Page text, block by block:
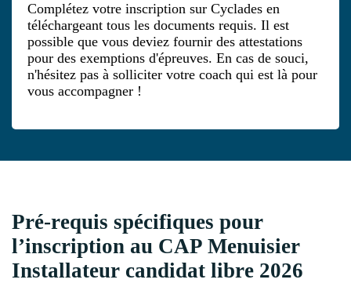
Complétez votre inscription sur Cyclades en
téléchargeant tous les documents requis. Il est
possible que vous deviez fournir des attestations
pour des exemptions d'épreuves. En cas de souci,
n'hésitez pas à solliciter votre coach qui est là pour
vous accompagner !
Pré-requis spécifiques pour
l’inscription au CAP Menuisier
Installateur candidat libre 2026